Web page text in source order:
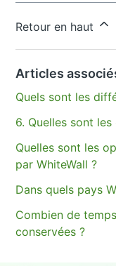
Retour en haut
Articles
Quels sont les
6. Quelles sont
Quelles sont les
par WhiteWall ?
Dans quels pays
Combien de
conservées ?